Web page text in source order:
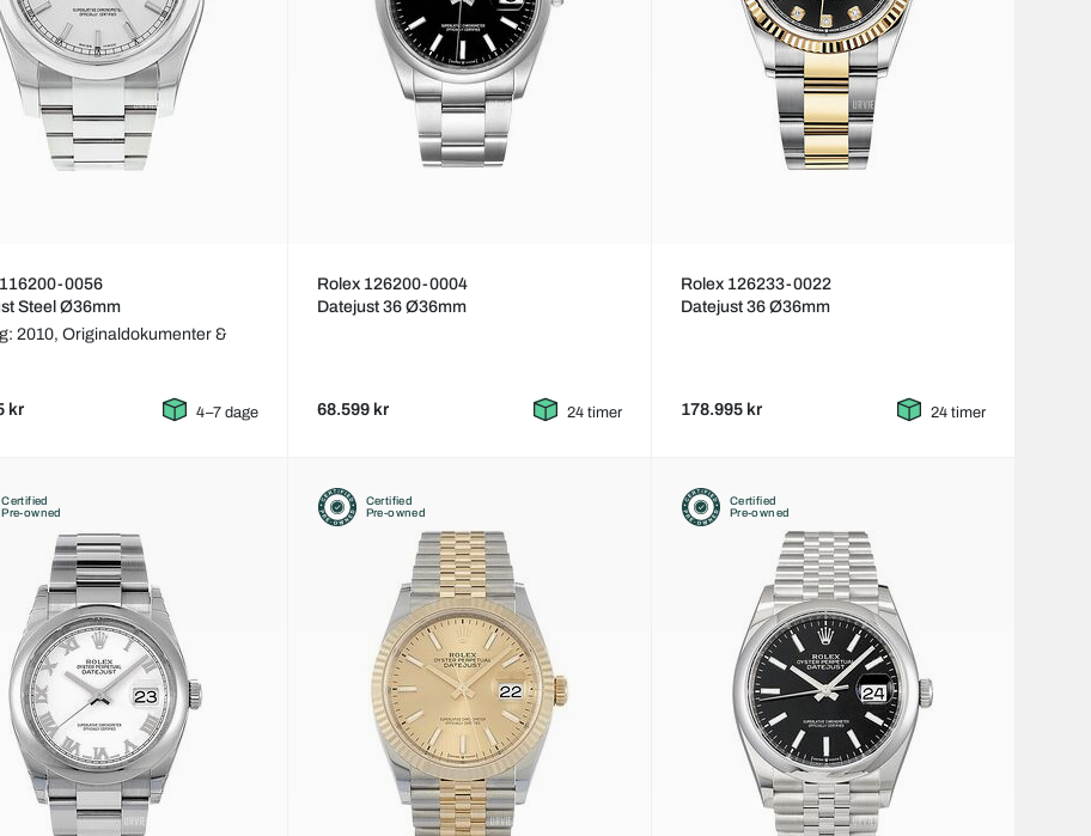
0056
Steel Ø36mm
2010,Originaldokumenter &
kr 4–7 dage
Rolex 126200-0004
Datejust 36 Ø36mm
68.599 kr 24 timer
Rolex 126233-0022
Datejust 36 Ø36mm
178.995 kr 24 timer
Certified
Pre-owned
Certified
Pre-owned
Certified
Pre-owned